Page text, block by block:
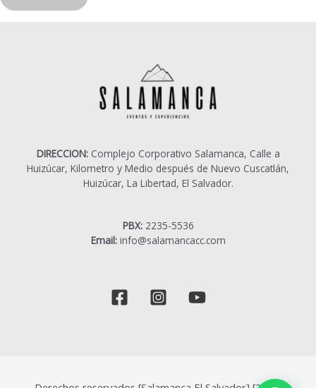
DIRECCION:Complejo Corporativo Salamanca, Calle a
Huizúcar, Kilometro y Medio después de Nuevo Cuscatlán,
Huizúcar, La Libertad, El Salvador.
PBX:2235-5536
Email:info@salamancacc.com